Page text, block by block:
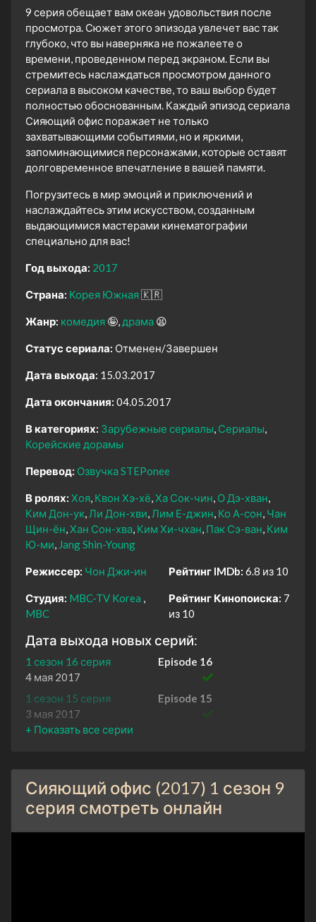
9 серия обещает вам океан удовольствия после
просмотра. Сюжет этого эпизода увлечет вас так
глубоко, что вы наверняка не пожалеете о
времени, проведенном перед экраном. Если вы
стремитесь наслаждаться просмотром данного
сериала в высоком качестве, то ваш выбор будет
полностью обоснованным. Каждый эпизод сериала
Сияющий офис поражает не только
захватывающими событиями, но и яркими,
запоминающимися персонажами, которые оставят
долговременное впечатление в вашей памяти.
Погрузитесь в мир эмоций и приключений и
наслаждайтесь этим искусством, созданным
выдающимися мастерами кинематографии
специально для вас!
Год выхода: 2017
Страна: Корея Южная🇰🇷
Жанр: комедия 🤪 драма 😫
Статус сериала: Отменен/Завершен
Дата выхода: 15.03.2017
Дата окончания: 04.05.2017
В категориях: Зарубежные сериалы Сериалы
Корейские дорамы
Перевод: Озвучка STEPonee
В ролях: Хоя Квон Хэ-хё Ха Сок-чин О Дэ-хван
Ким Дон-ук Ли Дон-хви Лим Е-джин Ко А-сон Чан
Щин-ён Хан Сон-хва Ким Хи-чхан Пак Сэ-ван Ким
Ю-ми Jang Shin-Young
Режиссер: Чон Джи-ин
Студия: MBC-TV Korea
MBC
Рейтинг IMDb: 6.8 из 10
Рейтинг Кинопоиска: 7
из 10
Дата выхода новых серий:
1 сезон 16 серия
Episode 16
4 мая 2017
1 сезон 15 серия
Episode 15
3 мая 2017
1 сезон 14 серия
1 сезон 13 серия
Episode 13
26 апреля 2017
1 сезон 12 серия
Episode 12
Сияющий офис (2017) 1 сезон 9
серия смотреть онлайн